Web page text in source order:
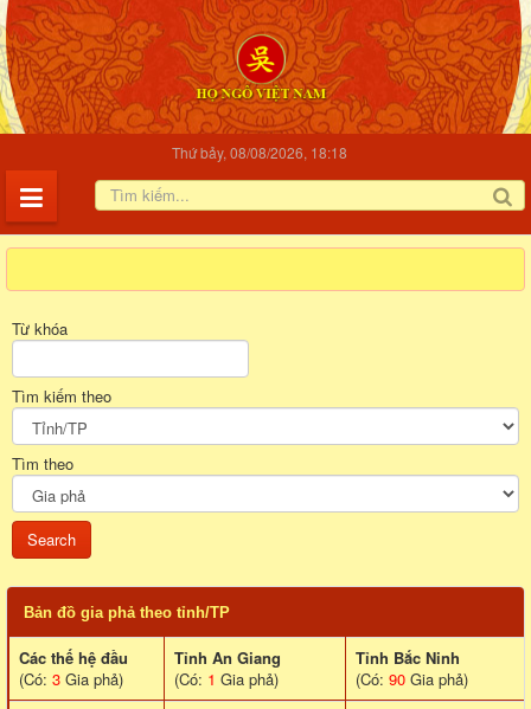
Thứ bảy, 08/08/2026, 18:18
Từ khóa
Tìm kiếm theo
Tìm theo
Bản đồ gia phả theo tỉnh/TP
Các thế hệ đầu
(Có: 3 Gia phả)
Tỉnh An Giang
(Có: 1 Gia phả)
Tỉnh Bắc Ninh
(Có: 90 Gia phả)